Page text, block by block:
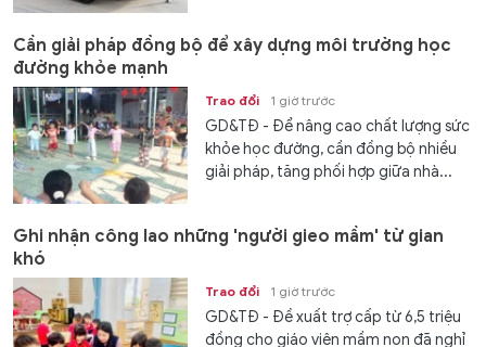
Cần giải pháp đồng bộ để xây dựng môi trường học
đường khỏe mạnh
Trao đổi 1 giờ trước
GD&TĐ - Để nâng cao chất lượng sức
khỏe học đường, cần đồng bộ nhiều
giải pháp, tăng phối hợp giữa nhà...
Ghi nhận công lao những 'người gieo mầm' từ gian
khó
Trao đổi 1 giờ trước
GD&TĐ - Đề xuất trợ cấp từ 6,5 triệu
đồng cho giáo viên mầm non đã nghỉ